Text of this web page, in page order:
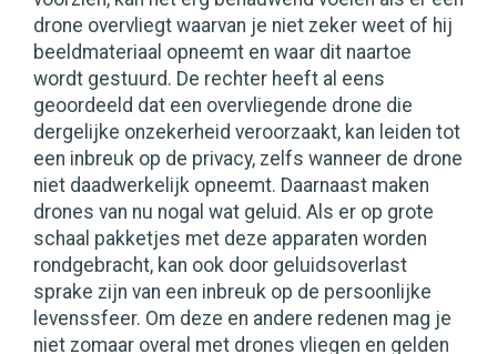
drone overvliegt waarvan je niet zeker weet of hij
beeldmateriaal opneemt en waar dit naartoe
wordt gestuurd. De rechter heeft al eens
geoordeeld dat een overvliegende drone die
dergelijke onzekerheid veroorzaakt, kan leiden tot
een inbreuk op de privacy, zelfs wanneer de drone
niet daadwerkelijk opneemt. Daarnaast maken
drones van nu nogal wat geluid. Als er op grote
schaal pakketjes met deze apparaten worden
rondgebracht, kan ook door geluidsoverlast
sprake zijn van een inbreuk op de persoonlijke
levenssfeer. Om deze en andere redenen mag je
niet zomaar overal met drones vliegen en gelden